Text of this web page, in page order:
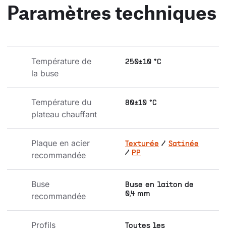
Paramètres techniques
Température de
la buse
250±10 °C
Température du
plateau chauffant
80±10 °C
Plaque en acier
recommandée
Texturée / Satinée
/ PP
Buse
recommandée
Buse en laiton de
0,4 mm
Profils
Toutes les